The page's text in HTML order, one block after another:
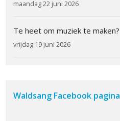
maandag 22 juni 2026
Te heet om muziek te maken?
vrijdag 19 juni 2026
Waldsang Facebook pagina